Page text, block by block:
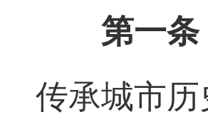
第一条
传承城市